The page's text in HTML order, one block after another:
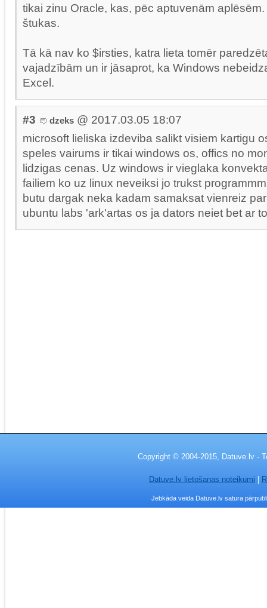
tikai zinu Oracle, kas, pēc aptuvenām
štukas.
Tā kā nav ko $irsties, katra lieta tomēr
vajadzībām un ir jāsaprot, ka Windows
Excel.
#3 dzeks @ 2017.03.05 18:07
microsoft lieliska izdeviba salikt visiem kartigu
speles vairums ir tikai windows os, offics no
lidzigas cenas. Uz windows ir vieglaka
failiem ko uz linux neveiksi jo trukst
butu dargak neka kadam samaksat vienreiz
ubuntu labs 'ark'artas os ja dators neiet bet ar
Copyright © 2004-2015, Datuve.lv -
Datuve.lv lietošanas noteikumi
Jebkāda veida Datuve.lv satura